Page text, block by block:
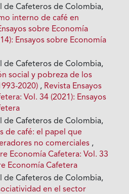
de Cafeteros de Colombia,
interno de café en
sobre Economía
Ensayos sobre Economía
de Cafeteros de Colombia,
social y pobreza de los
2020) , Revista Ensayos
Vol. 34 (2021): Ensayos
de Cafeteros de Colombia,
de café: el papel que
no comerciales ,
Economía Cafetera: Vol. 33
Economía Cafetera
de Cafeteros de Colombia,
en el sector